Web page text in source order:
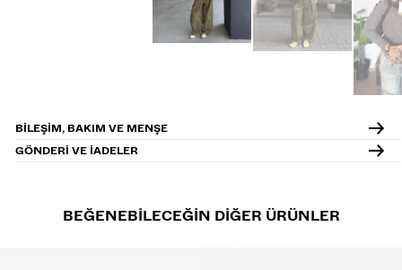
BILEŞIM, BAKIM VE MENŞE
GÖNDERI VE IADELER
BEĞENEBILECEĞIN DIĞER ÜRÜNLER